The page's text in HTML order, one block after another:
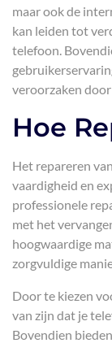
maar ook de
kan leiden tot
telefoon.
veroorzaken
Hoe
Het repareren
vaardigheid en
professionele
met het
hoogwaardige
zorgvuldige
Door te kiezen
van zijn dat je
Bovendien